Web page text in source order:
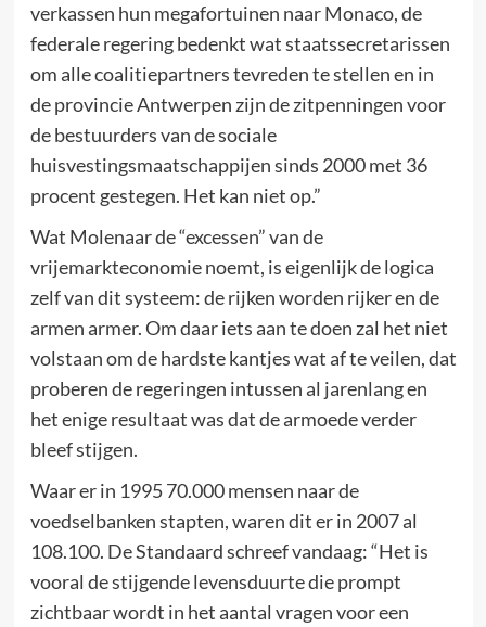
verkassen hun megafortuinen naar Monaco, de
federale regering bedenkt wat staatssecretarissen
om alle coalitiepartners tevreden te stellen en in
de provincie Antwerpen zijn de zitpenningen voor
de bestuurders van de sociale
huisvestingsmaatschappijen sinds 2000 met 36
procent gestegen. Het kan niet op.”
Wat Molenaar de “excessen” van de
vrijemarkteconomie noemt, is eigenlijk de logica
zelf van dit systeem: de rijken worden rijker en de
armen armer. Om daar iets aan te doen zal het niet
volstaan om de hardste kantjes wat af te veilen, dat
proberen de regeringen intussen al jarenlang en
het enige resultaat was dat de armoede verder
bleef stijgen.
Waar er in 1995 70.000 mensen naar de
voedselbanken stapten, waren dit er in 2007 al
108.100. De Standaard schreef vandaag: “Het is
vooral de stijgende levensduurte die prompt
zichtbaar wordt in het aantal vragen voor een